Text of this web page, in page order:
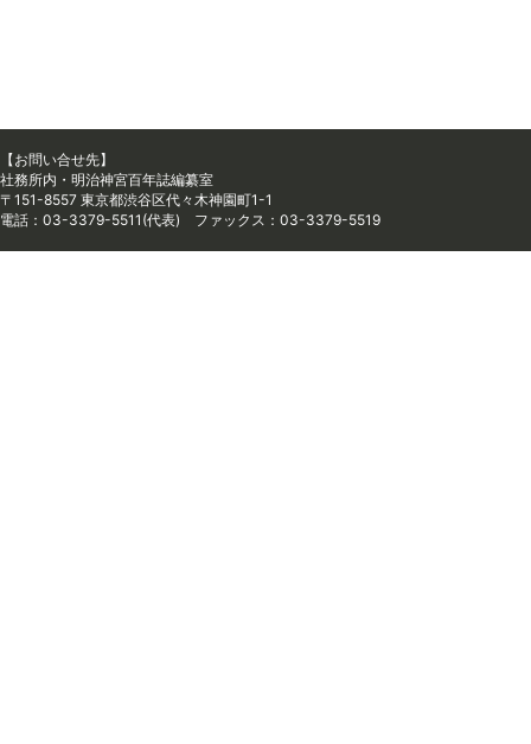
【お問い合せ先】
社務所内・明治神宮百年誌編纂室
〒151-8557 東京都渋谷区代々木神園町1-1
電話：03-3379-5511(代表) ファックス：03-3379-5519